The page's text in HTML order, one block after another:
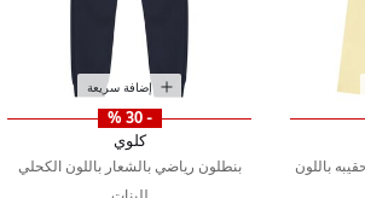
باللون
إضافة سريعة
- 30 %
كلوي
بنطلون رياضي بالشعار باللون الكحلي